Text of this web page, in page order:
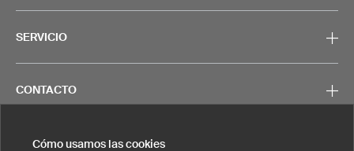
SERVICIO
CONTACTO
Cómo usamos las cookies